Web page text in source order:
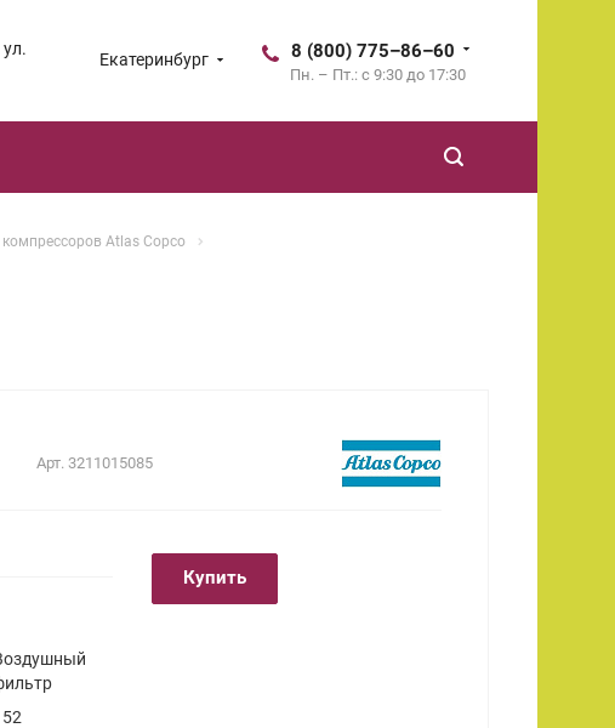
Екатеринбург 8 (800) 775–86–60
Пн. – Пт.: с 9:30 до 17:30
ул.
Atlas Copco
Арт. 3211015085
Купить